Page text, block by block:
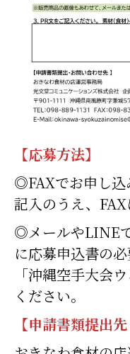
【応募方法】
◎FAXでお申し込
記入のうえ、FAX
◎メールやLINE
に応募申込書の
「沖縄空手大会
ください。
【申請書類提出